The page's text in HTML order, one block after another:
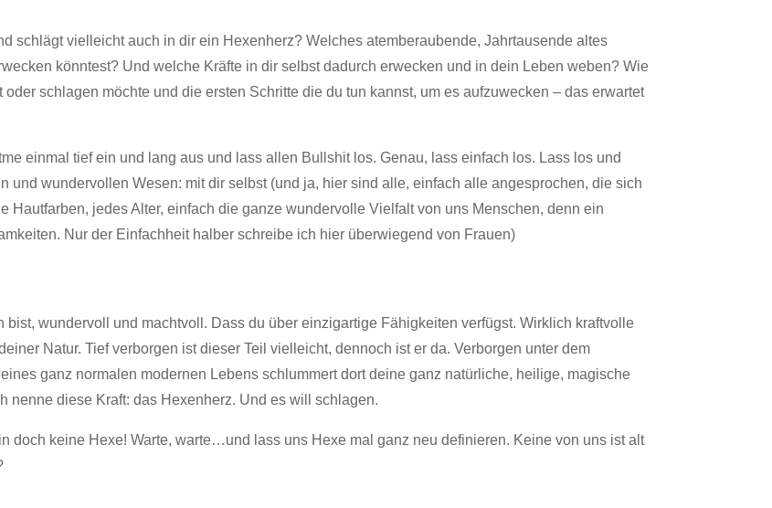
schlägt vielleicht auch in dir ein Hexenherz? Welches atemberaubende, Jahrtausende altes
könntest? Und welche Kräfte in dir selbst dadurch erwecken und in dein Leben weben? Wie
schlagen möchte und die ersten Schritte die du tun kannst, um es aufzuwecken – das erwartet
einmal tief ein und lang aus und lass allen Bullshit los. Genau, lass einfach los. Lass los und
und wundervollen Wesen: mit dir selbst (und ja, hier sind alle, einfach alle angesprochen, die sich
Hautfarben, jedes Alter, einfach die ganze wundervolle Vielfalt von uns Menschen, denn ein
Nur der Einfachheit halber schreibe ich hier überwiegend von Frauen)
wundervoll und machtvoll. Dass du über einzigartige Fähigkeiten verfügst. Wirklich kraftvolle
Natur. Tief verborgen ist dieser Teil vielleicht, dennoch ist er da. Verborgen unter dem
ganz normalen modernen Lebens schlummert dort deine ganz natürliche, heilige, magische
nenne diese Kraft: das Hexenherz. Und es will schlagen.
doch keine Hexe! Warte, warte…und lass uns Hexe mal ganz neu definieren. Keine von uns ist alt